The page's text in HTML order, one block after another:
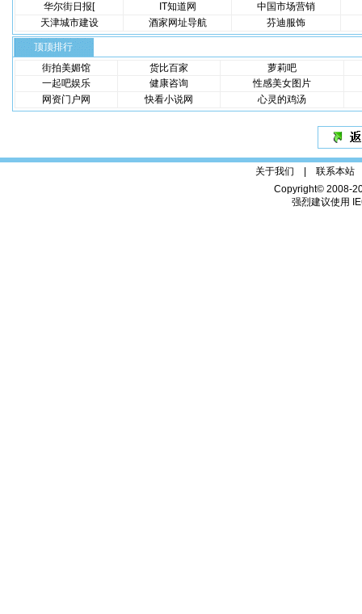
华尔街日报[
IT知道网
中国市场营销
天津城市建设
酒家网址导航 芬迪服饰
顶顶排行
街拍美媚馆
货比百家
萝莉吧
一起吧娱乐
健康咨询
性感美女图片
网资门户网
快看小说网 心灵的鸡汤
关于我们 | 联系本站
Copyright© 2008-
强烈建议使用